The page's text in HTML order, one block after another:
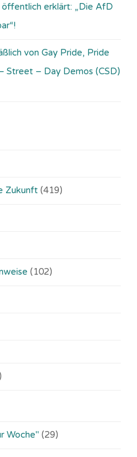
erklärt: „Die AfD
von Gay Pride, Pride
Street – Day Demos (CSD)
Zukunft (419)
(102)
Woche" (29)